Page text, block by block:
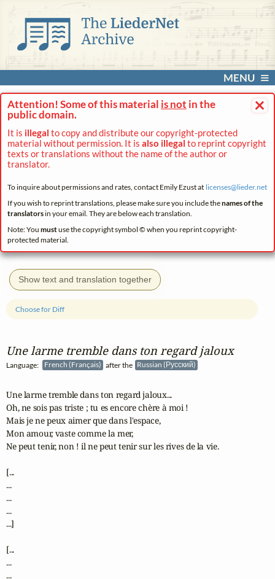
MENU
×
Attention! Some of this material is not in the
public domain.
It is illegal to copy and distribute our copyright-protected
material without permission. It is also illegal to reprint copyright
texts or translations without the name of the author or
translator.
To inquire about permissions and rates, contact Emily Ezust at licenses@lieder.net
If you wish to reprint translations, please make sure you include thenames of the
translatorsin your email. They are below each translation.
Note: You mustuse the copyright symbol © when you reprint copyright-
protected material.
Show text and translation together
Une larme tremble dans ton regard jaloux
Language: French (Français) after the Russian (Русский)
Choose for Diff
Une larme tremble dans ton regard jaloux...
Oh, ne sois pas triste ; tu es encore chère à moi !
Mais je ne peux aimer que dans l'espace,
Mon amour, vaste comme la mer,
Ne peut tenir, non ! il ne peut tenir sur les rives de la vie.
[...
...
...
...
...]
[...
...
...